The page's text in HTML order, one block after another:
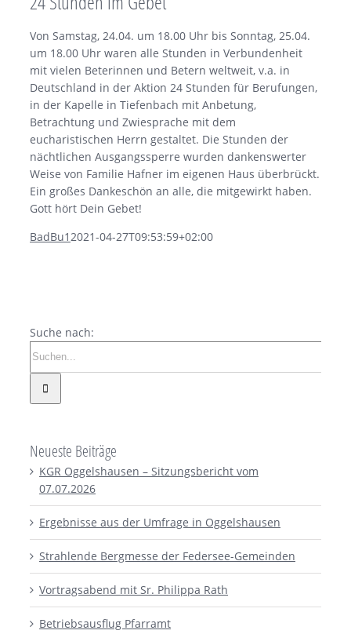
Von Samstag, 24.04. um 18.00 Uhr bis Sonntag, 25.04.
um 18.00 Uhr waren alle Stunden in Verbundenheit
mit vielen Beterinnen und Betern weltweit, v.a. in
Deutschland in der Aktion 24 Stunden für Berufungen,
in der Kapelle in Tiefenbach mit Anbetung,
Betrachtung und Zwiesprache mit dem
eucharistischen Herrn gestaltet. Die Stunden der
nächtlichen Ausgangssperre wurden dankenswerter
Weise von Familie Hafner im eigenen Haus überbrückt.
Ein großes Dankeschön an alle, die mitgewirkt haben.
Gott hört Dein Gebet!
BadBu1 2021-04-27T09:53:59+02:00
Suche nach:
Neueste Beiträge
KGR Oggelshausen – Sitzungsbericht vom
07.07.2026
Ergebnisse aus der Umfrage in Oggelshausen
Strahlende Bergmesse der Federsee-Gemeinden
Vortragsabend mit Sr. Philippa Rath
Betriebsausflug Pfarramt